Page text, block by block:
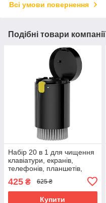
Всі умови повернення
Подібні товари компанії
Набір 20 в 1 для чищення
клавіатури, екранів,
телефонів, планшетів,
Чорний
425 ₴ 625 ₴
Купити